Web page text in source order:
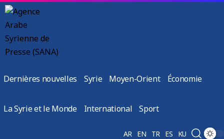
Dernières nouvelles Syrie Moyen-Orient Économie
La Syrie et le Monde International Sport
AR EN TR ES KU